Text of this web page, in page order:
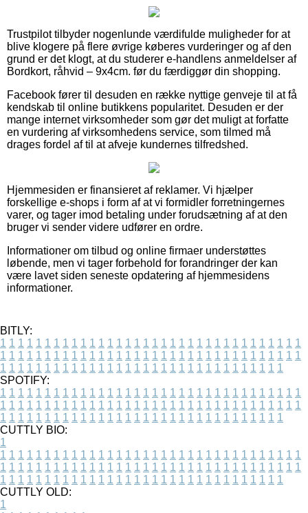
Trustpilot tilbyder nogenlunde værdifulde muligheder for at
blive klogere på flere øvrige køberes vurderinger og af den
grund er det klogt, at du studerer e-handlens anmeldelser af
Bordkort, råhvid – 9x4cm. før du færdiggør din shopping.
Facebook fører til desuden en række nyttige genveje til at få
kendskab til online butikkens popularitet. Desuden er der
mange internet virksomheder som gør det muligt at forfatte
en vurdering af virksomhedens service, som tilmed må
drages fordel af til at afveje kundernes tilfredshed.
Hjemmesiden er finansieret af reklamer. Vi hjælper
forskellige e-shops i form af at vi formidler forretningernes
varer, og tager imod betaling under forudsætning af at den
bruger vi sender videre udfører en ordre.
Informationer om tilbud og online firmaer understøttes
løbende, men vi tager forbehold for forandringer der kan
være lavet siden seneste opdatering af hjemmesidens
informationer.
BITLY:
1 1 1 1 1 1 1 1 1 1 1 1 1 1 1 1 1 1 1 1 1 1 1 1 1 1 1 1 1 1 1 1 1 1
1 1 1 1 1 1 1 1 1 1 1 1 1 1 1 1 1 1 1 1 1 1 1 1 1 1 1 1 1 1 1 1 1 1
1 1 1 1 1 1 1 1 1 1 1 1 1 1 1 1 1 1 1 1 1 1 1 1 1 1 1 1 1 1 1 1
SPOTIFY:
1 1 1 1 1 1 1 1 1 1 1 1 1 1 1 1 1 1 1 1 1 1 1 1 1 1 1 1 1 1 1 1 1 1
1 1 1 1 1 1 1 1 1 1 1 1 1 1 1 1 1 1 1 1 1 1 1 1 1 1 1 1 1 1 1 1 1 1
1 1 1 1 1 1 1 1 1 1 1 1 1 1 1 1 1 1 1 1 1 1 1 1 1 1 1 1 1 1 1 1
CUTTLY BIO:
1
1 1 1 1 1 1 1 1 1 1 1 1 1 1 1 1 1 1 1 1 1 1 1 1 1 1 1 1 1 1 1 1 1 1
1 1 1 1 1 1 1 1 1 1 1 1 1 1 1 1 1 1 1 1 1 1 1 1 1 1 1 1 1 1 1 1 1 1
1 1 1 1 1 1 1 1 1 1 1 1 1 1 1 1 1 1 1 1 1 1 1 1 1 1 1 1 1 1 1 1
CUTTLY OLD:
1